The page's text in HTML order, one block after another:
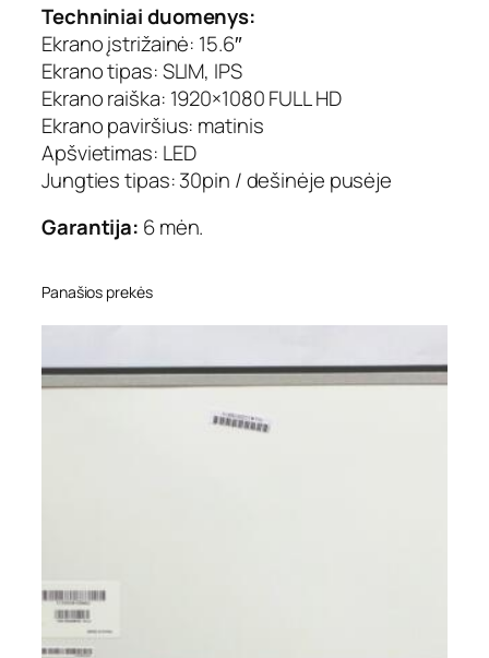
H
z
,
m
a
t
i
n
s
3
n
e
I
Techniniai duomenys:
Ekrano įstrižainė: 15.6″
Ekrano tipas: SLIM, IPS
Ekrano raiška: 1920×1080 FULL HD
Ekrano paviršius: matinis
Apšvietimas: LED
Jungties tipas: 30pin / dešinėje pusėje
Garantija: 6 mėn.
Panašios prekės